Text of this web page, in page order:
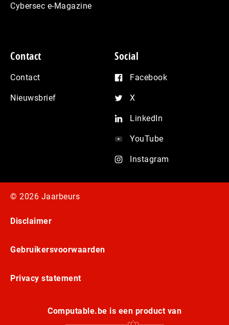
Cybersec e-Magazine
Contact
Contact
Nieuwsbrief
Social
Facebook
X
LinkedIn
YouTube
Instagram
© 2026 Jaarbeurs
Disclaimer
Gebruikersvoorwaarden
Privacy statement
Computable.be is een product van